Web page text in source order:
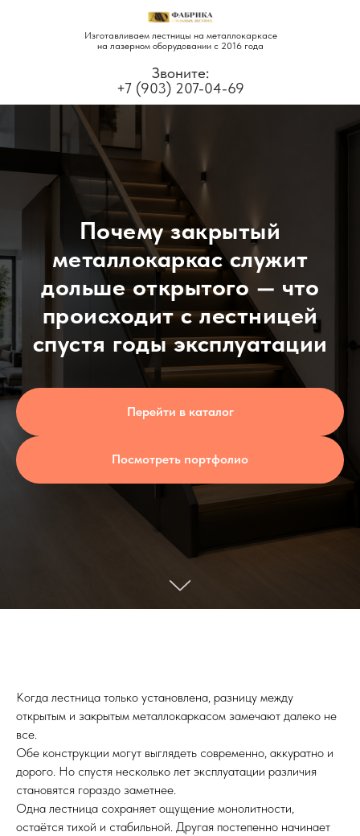
+7 (903) 207-04-69
Звоните:
Изготавливаем лестницы на металлокаркасе
на лазерном оборудовании с 2016 года
Почему закрытый
металлокаркас служит
дольше открытого — что
происходит с лестницей
спустя годы эксплуатации
Перейти в каталог
Посмотреть портфолио
Когда лестница только установлена, разницу между
открытым и закрытым металлокаркасом замечают далеко не
все.
Обе конструкции могут выглядеть современно, аккуратно и
дорого. Но спустя несколько лет эксплуатации различия
становятся гораздо заметнее.
Одна лестница сохраняет ощущение монолитности,
остаётся тихой и стабильной. Другая постепенно начинает